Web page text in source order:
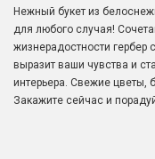
Нежный букет из
для любого случая!
жизнерадостности гербер
выразит ваши чувства и
интерьера. Свежие цветы,
Закажите сейчас и